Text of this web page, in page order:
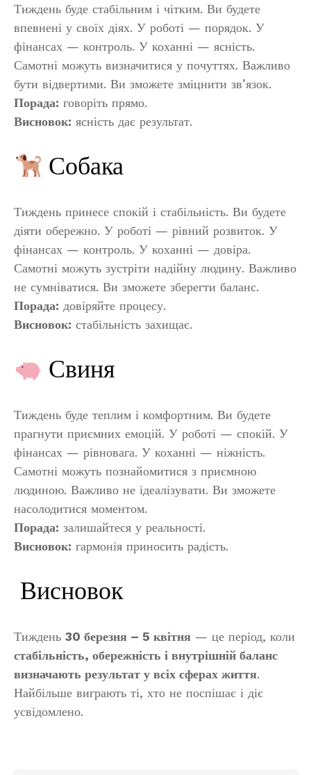
Тиждень буде стабільним і чітким. Ви будете
впевнені у своїх діях. У роботі — порядок. У
фінансах — контроль. У коханні — ясність.
Самотні можуть визначитися у почуттях. Важливо
бути відвертими. Ви зможете зміцнити зв’язок.
Порада: говоріть прямо.
Висновок: ясність дає результат.
Собака
Тиждень принесе спокій і стабільність. Ви будете
діяти обережно. У роботі — рівний розвиток. У
фінансах — контроль. У коханні — довіра.
Самотні можуть зустріти надійну людину. Важливо
не сумніватися. Ви зможете зберегти баланс.
Порада: довіряйте процесу.
Висновок: стабільність захищає.
Свиня
Тиждень буде теплим і комфортним. Ви будете
прагнути приємних емоцій. У роботі — спокій. У
фінансах — рівновага. У коханні — ніжність.
Самотні можуть познайомитися з приємною
людиною. Важливо не ідеалізувати. Ви зможете
насолодитися моментом.
Порада: залишайтеся у реальності.
Висновок: гармонія приносить радість.
Висновок
Тиждень 30 березня – 5 квітня — це період, коли
стабільність, обережність і внутрішній баланс
визначають результат у всіх сферах життя.
Найбільше виграють ті, хто не поспішає і діє
усвідомлено.